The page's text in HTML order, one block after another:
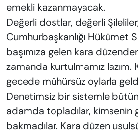
emekli kazanmayacak.
Değerli dostlar, değerli
Cumhurbaşkanlığı Hükümet
başımıza gelen kara
zamanda kurtulmamız lazım.
gecede mühürsüz oylarla
Denetimsiz bir sistemle
adamda topladılar, kimsenin
bakmadılar. Kara düzen